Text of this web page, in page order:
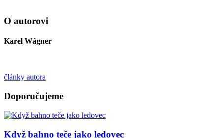
O autorovi
Karel Wágner
články autora
Doporučujeme
Když bahno teče jako ledovec